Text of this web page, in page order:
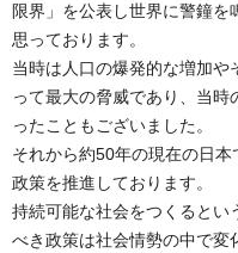
限界」を公表し世界に警鐘を
思っております。
当時は人口の爆発的な増加や
って最大の脅威であり、当時
ったこともございました。
それから約50年の現在の日
政策を推進しております。
持続可能な社会をつくるとい
べき政策は社会情勢の中で変